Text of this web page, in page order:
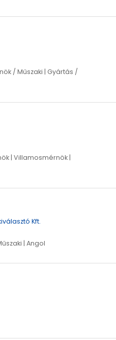
/ Műszaki | Gyártás /
| Villamosmérnök |
Kft.
| Angol